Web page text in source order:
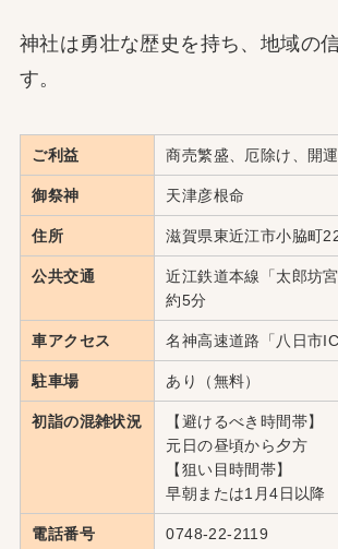
神社は勇壮な歴史を持ち、地域の
す。
ご利益 商売繁盛、厄除け、開
御祭神 天津彦根命
住所 滋賀県東近江市小脇町
公共交通
近江鉄道本線「太郎坊
約5分
車アクセス 名神高速道路「八日市
駐車場 あり（無料）
初詣の混雑状況
【避けるべき時間帯】
元日の昼頃から夕方
【狙い目時間帯】
早朝または1月4日以降
電話番号 0748-22-2119